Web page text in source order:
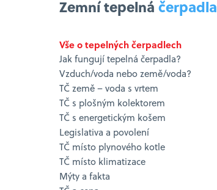
Zemní tepelnáčerpadla
Vše o tepelných čerpadlech
Jak fungují tepelná čerpadla?
Vzduch/voda nebo země/voda?
TČ země – voda s vrtem
TČ s plošným kolektorem
TČ s energetickým košem
Legislativa a povolení
TČ místo plynového kotle
TČ místo klimatizace
Mýty a fakta